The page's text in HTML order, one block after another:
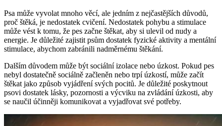
Psa může vyvolat mnoho věcí, ale jedním z nejčastějších důvodů,
proč štěká, je nedostatek cvičení. Nedostatek pohybu a stimulace
může vést k tomu, že pes začne štěkat, aby si ulevil od nudy a
energie. Je důležité zajistit psům dostatek fyzické aktivity a mentální
stimulace, abychom zabránili nadměrnému štěkání.
Dalším důvodem může být sociální izolace nebo úzkost. Pokud pes
nebyl dostatečně sociálně začleněn nebo trpí úzkostí, může začít
štěkat jako způsob vyjádření svých pocitů. Je důležité poskytnout
psovi dostatek lásky, pozornosti a výcviku na zvládání úzkosti, aby
se naučil účinněji komunikovat a vyjadřovat své potřeby.